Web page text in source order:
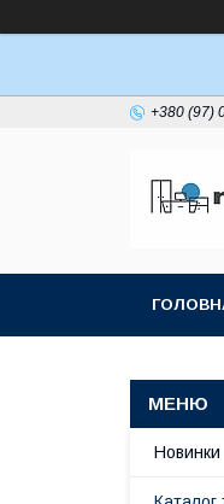
+380 (97)
Новинки